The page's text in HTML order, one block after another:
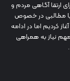
ارتقا آگاهی مردم و
مطالبی در خصوص
کردیم اما در ادامه
نیاز به همراهی